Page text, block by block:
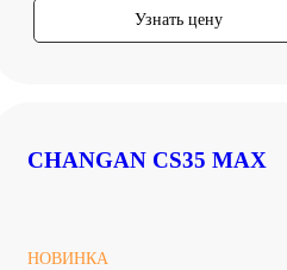
Узнать цену
CHANGAN CS35 MAX
НОВИНКА